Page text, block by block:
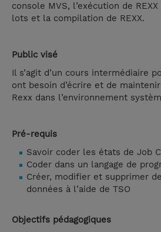
console MVS, l’exécution de
lots et la compilation de REXX.
Public visé
Il s’agit d’un cours intermédiaire
ont besoin d’écrire et de
Rexx dans l’environnement
Pré-requis
Savoir coder les états de Job
Coder dans un langage de
Créer, modifier et supprimer
données à l’aide de TSO
Objectifs pédagogiques